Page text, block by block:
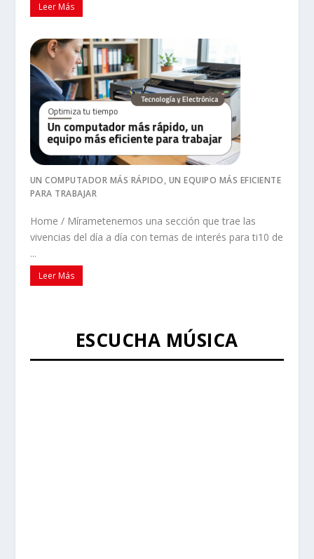
Leer Más
UN COMPUTADOR MÁS RÁPIDO, UN EQUIPO MÁS EFICIENTE
PARA TRABAJAR
Home / Mírametenemos una sección que trae las
vivencias del día a día con temas de interés para ti10 de
...
Leer Más
ESCUCHA MÚSICA